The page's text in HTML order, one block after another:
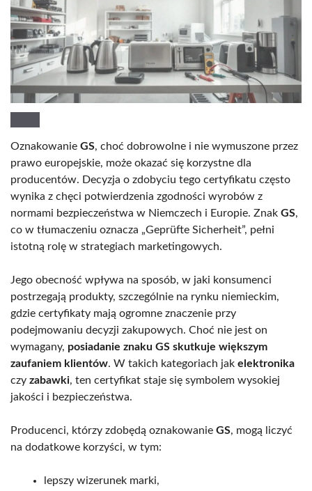
Oznakowanie GS, choć dobrowolne i nie wymuszone przez
prawo europejskie, może okazać się korzystne dla
producentów. Decyzja o zdobyciu tego certyfikatu często
wynika z chęci potwierdzenia zgodności wyrobów z
normami bezpieczeństwa w Niemczech i Europie. Znak GS,
co w tłumaczeniu oznacza „Geprüfte Sicherheit”, pełni
istotną rolę w strategiach marketingowych.
Jego obecność wpływa na sposób, w jaki konsumenci
postrzegają produkty, szczególnie na rynku niemieckim,
gdzie certyfikaty mają ogromne znaczenie przy
podejmowaniu decyzji zakupowych. Choć nie jest on
wymagany, posiadanie znaku GS skutkuje większym
zaufaniem klientów. W takich kategoriach jak elektronika
czy zabawki, ten certyfikat staje się symbolem wysokiej
jakości i bezpieczeństwa.
Producenci, którzy zdobędą oznakowanie GS, mogą liczyć
na dodatkowe korzyści, w tym:
lepszy wizerunek marki,